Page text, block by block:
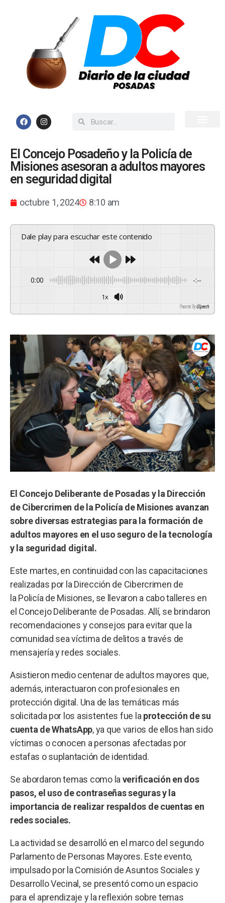
El Concejo Posadeño y la Policía de
Misiones asesoran a adultos mayores
en seguridad digital
octubre 1, 2024 8:10 am
Dale play para escuchar este contenido
0:00 -:--
1x
Powered By GSpeech
El Concejo Deliberante de Posadas y la Dirección
de Cibercrimen de la Policía de Misiones avanzan
sobre diversas estrategias para la formación de
adultos mayores en el uso seguro de la tecnología
y la seguridad digital.
Este martes, en continuidad con las capacitaciones
realizadas por la Dirección de Cibercrimen de
la Policía de Misiones, se llevaron a cabo talleres en
el Concejo Deliberante de Posadas. Allí, se brindaron
recomendaciones y consejos para evitar que la
comunidad sea víctima de delitos a través de
mensajería y redes sociales.
Asistieron medio centenar de adultos mayores que,
además, interactuaron con profesionales en
protección digital. Una de las temáticas más
solicitada por los asistentes fue la protección de su
cuenta de WhatsApp, ya que varios de ellos han sido
víctimas o conocen a personas afectadas por
estafas o suplantación de identidad.
Se abordaron temas como la verificación en dos
pasos, el uso de contraseñas seguras y la
importancia de realizar respaldos de cuentas en
redes sociales.
La actividad se desarrolló en el marco del segundo
Parlamento de Personas Mayores. Este evento,
impulsado por la Comisión de Asuntos Sociales y
Desarrollo Vecinal, se presentó como un espacio
para el aprendizaje y la reflexión sobre temas